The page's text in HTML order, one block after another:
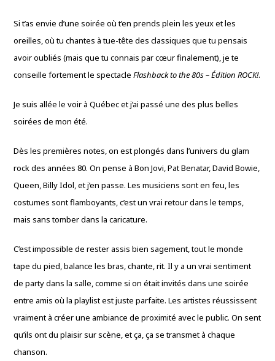
Si t’as envie d’une soirée où t’en prends plein les yeux et les
oreilles, où tu chantes à tue-tête des classiques que tu pensais
avoir oubliés (mais que tu connais par cœur finalement), je te
conseille fortement le spectacleFlashback to the 80s – Édition ROCK!.
Je suis allée le voir à Québec et j’ai passé une des plus belles
soirées de mon été.
Dès les premières notes, on est plongés dans l’univers du glam
rock des années 80. On pense à Bon Jovi, Pat Benatar, David Bowie,
Queen, Billy Idol, et j’en passe. Les musiciens sont en feu, les
costumes sont flamboyants, c’est un vrai retour dans le temps,
mais sans tomber dans la caricature.
C’est impossible de rester assis bien sagement, tout le monde
tape du pied, balance les bras, chante, rit. Il y a un vrai sentiment
de party dans la salle, comme si on était invités dans une soirée
entre amis où la playlist est juste parfaite. Les artistes réussissent
vraiment à créer une ambiance de proximité avec le public. On sent
qu’ils ont du plaisir sur scène, et ça, ça se transmet à chaque
chanson.